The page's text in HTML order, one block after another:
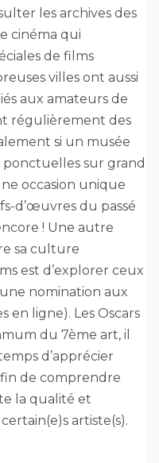
les archives des
cinéma qui
de films
villes ont aussi
aux amateurs de
régulièrement des
si un musée
ponctuelles sur grand
occasion unique
d’œuvres du passé
! Une autre
sa culture
est d’explorer ceux
nomination aux
en ligne). Les Oscars
du 7ème art, il
d’apprécier
de comprendre
la qualité et
artiste(s).